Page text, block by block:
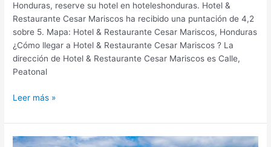
Honduras, reserve su hotel en hoteleshonduras. Hotel &
Restaurante Cesar Mariscos ha recibido una puntación de 4,2
sobre 5. Mapa: Hotel & Restaurante Cesar Mariscos, Honduras
¿Cómo llegar a Hotel & Restaurante Cesar Mariscos ? La
dirección de Hotel & Restaurante Cesar Mariscos es Calle,
Peatonal
Leer más »
Infinity